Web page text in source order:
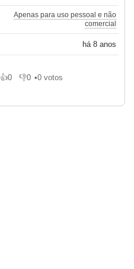
Apenas para uso pessoal e não
comercial
há 8 anos
👍0
Gosto 👎0
Não gosto
•0 votos